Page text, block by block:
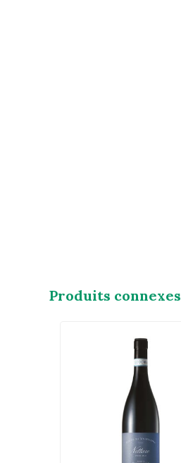
Produits connexes